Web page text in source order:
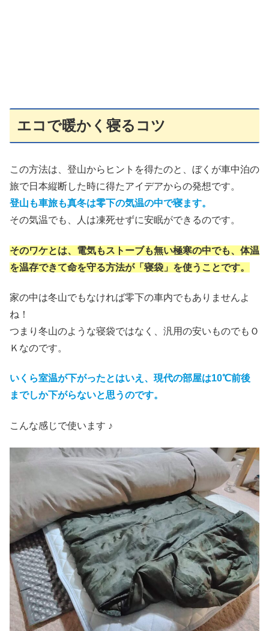
エコで暖かく寝るコツ
この方法は、登山からヒントを得たのと、ぼくが車中泊の
旅で日本縦断した時に得たアイデアからの発想です。
登山も車旅も真冬は零下の気温の中で寝ます。
その気温でも、人は凍死せずに安眠ができるのです。
そのワケとは、電気もストーブも無い極寒の中でも、体温
を温存できて命を守る方法が「寝袋」を使うことです。
家の中は冬山でもなければ零下の車内でもありませんよ
ね！
つまり冬山のような寝袋ではなく、汎用の安いものでもＯ
Ｋなのです。
いくら室温が下がったとはいえ、現代の部屋は10℃前後
までしか下がらないと思うのです。
こんな感じで使います ♪